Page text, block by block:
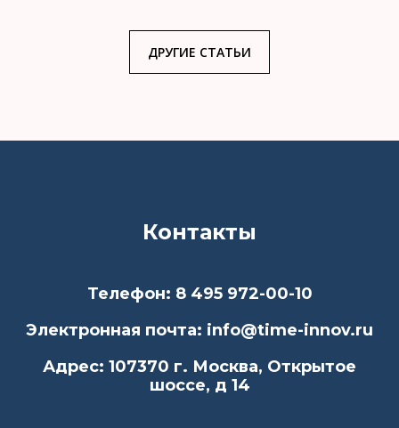
ДРУГИЕ СТАТЬИ
Контакты
Телефон: 8 495 972-00-10
Электронная почта: info@time-innov.ru
Адрес: 107370 г. Москва, Открытое
шоссе, д 14